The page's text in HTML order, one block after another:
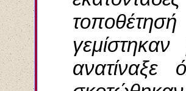
ανατίναξε